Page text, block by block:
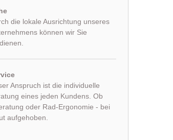
die lokale Ausrichtung unseres
können wir Sie
Anspruch ist die individuelle
eines jeden Kundens. Ob
oder Rad-Ergonomie - bei
aufgehoben.